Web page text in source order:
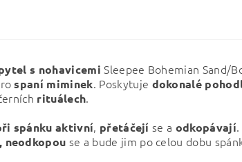
s nohavicemiSleepee Bohemian Sand/
spaní miminek. Poskytuje dokonalé
rituálech.
spánku aktivní, přetáčejí se a odkopávají
neodkopou se a bude jim po celou dobu